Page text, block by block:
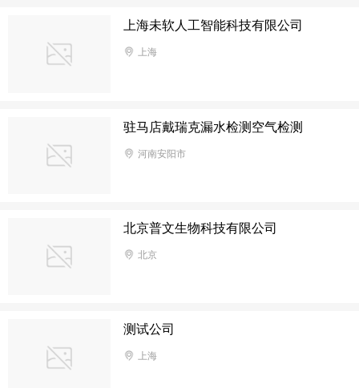
上海未软人工智能科技有限公司
上海
驻马店戴瑞克漏水检测空气检测
河南安阳市
北京普文生物科技有限公司
北京
测试公司
上海